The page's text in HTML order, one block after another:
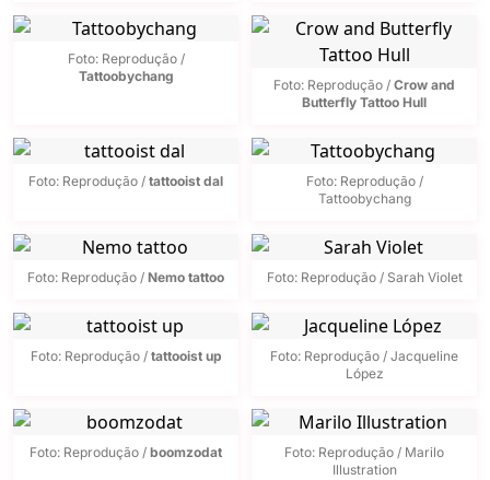
Foto: Reprodução /
Tattoobychang
Foto: Reprodução / Crow and
Butterfly Tattoo Hull
Foto: Reprodução / tattooist dal
Foto: Reprodução /
Tattoobychang
Foto: Reprodução / Nemo tattoo Foto: Reprodução / Sarah Violet
Foto: Reprodução / tattooist up
Foto: Reprodução / Jacqueline
López
Foto: Reprodução / boomzodat
Foto: Reprodução / Marilo
Illustration